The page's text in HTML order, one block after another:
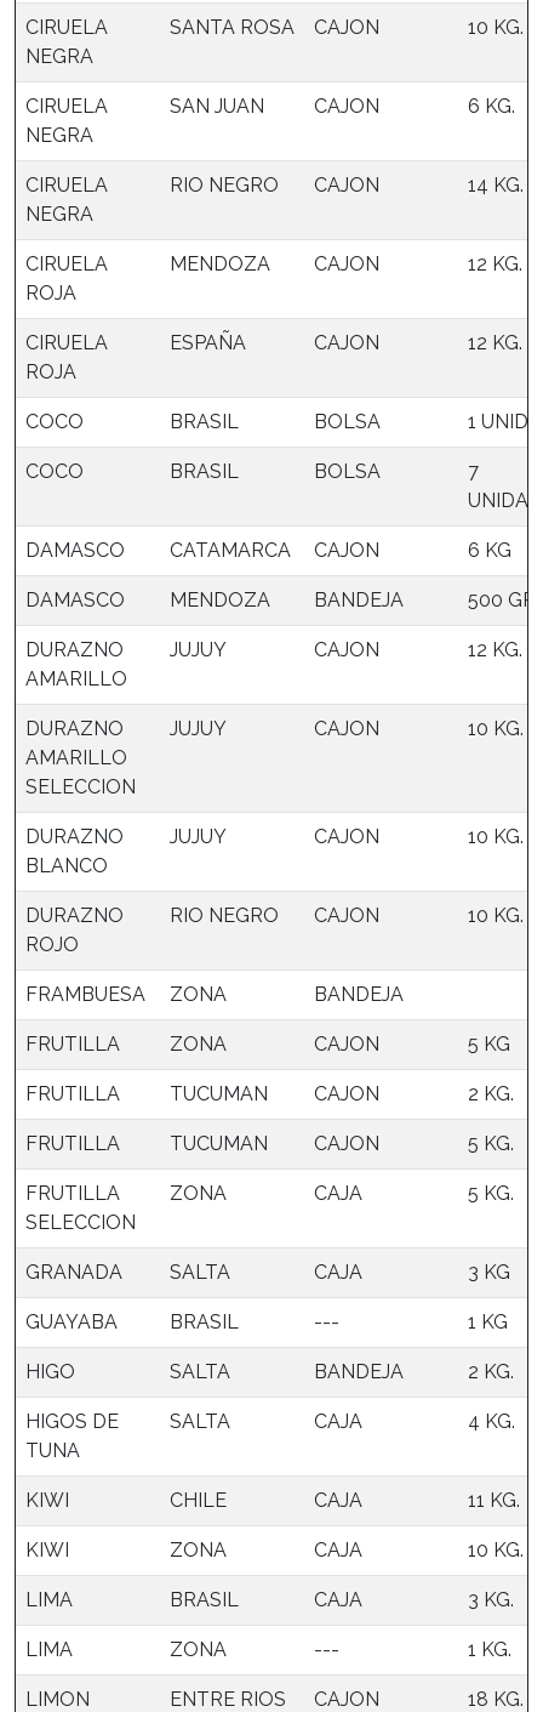
CIRUELA
NEGRA
SANTA ROSA CAJON 10 KG.
CIRUELA
NEGRA
SAN JUAN CAJON 6 KG.
CIRUELA
NEGRA
RIO NEGRO CAJON 14 KG.
CIRUELA
ROJA
MENDOZA CAJON 12 KG.
CIRUELA
ROJA
ESPAÑA CAJON 12 KG.
COCO BRASIL BOLSA 1
COCO BRASIL BOLSA
7
DAMASCO CATAMARCA CAJON 6 KG
DAMASCO MENDOZA BANDEJA 500
DURAZNO
AMARILLO
JUJUY CAJON 12 KG.
DURAZNO
AMARILLO
SELECCION
JUJUY CAJON 10 KG.
DURAZNO
BLANCO
JUJUY CAJON 10 KG.
DURAZNO
ROJO
RIO NEGRO CAJON 10 KG.
FRAMBUESA ZONA BANDEJA
FRUTILLA ZONA CAJON 5 KG
FRUTILLA TUCUMAN CAJON 2 KG.
FRUTILLA TUCUMAN CAJON 5 KG.
FRUTILLA
SELECCION
ZONA CAJA 5 KG.
GRANADA SALTA CAJA 3 KG
GUAYABA BRASIL --- 1 KG
HIGO SALTA BANDEJA 2 KG.
HIGOS DE
TUNA
SALTA CAJA 4 KG.
KIWI CHILE CAJA 11 KG.
KIWI ZONA CAJA 10 KG.
LIMA BRASIL CAJA 3 KG.
LIMA ZONA --- 1 KG.
LIMON ENTRE RIOS CAJON 18 KG.